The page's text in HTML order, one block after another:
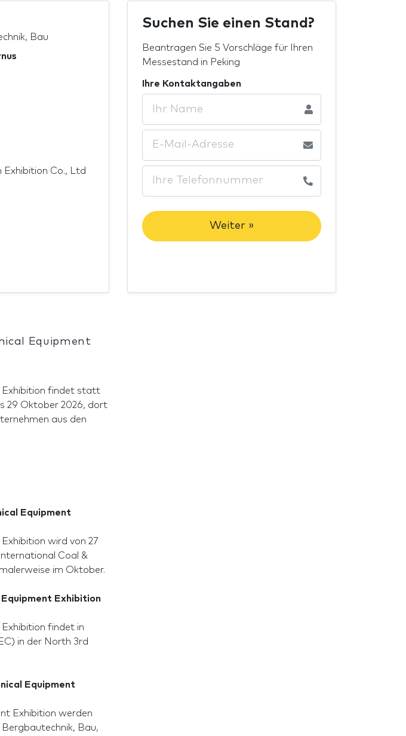
Bau
Exhibition Co., Ltd
Suchen Sie einen Stand?
Beantragen Sie 5 Vorschläge für Ihren
Messestand in Peking
Ihre Kontaktangaben
Weiter »
Equipment
Exhibition findet statt
29 Oktober 2026, dort
aus den
Equipment
wird von 27
Coal &
im Oktober.
Exhibition
findet in
in der North 3rd
Equipment
Exhibition werden
Bau,